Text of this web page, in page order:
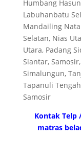
Humbang
Labuhanbatu
Mandailing
Selatan, Nias
Utara, Padang
Siantar,
Simalungun,
Tapanuli
Samosir
Kontak Telp
matras